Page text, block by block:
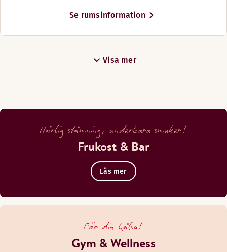
Se rumsinformation
Visa mer
Härlig stämning, underbara smaker!
Frukost & Bar
Läs mer
För din hälsa!
Gym & Wellness